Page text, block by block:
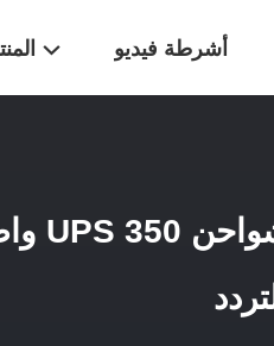
أشرطة فيديو